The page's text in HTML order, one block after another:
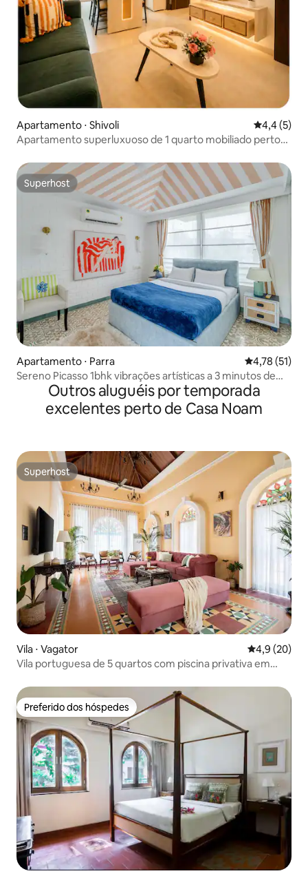
Apartamento ⋅ Shivoli 4,4 de
4,4 (5)
Apartamento superluxuoso de 1 quarto mobiliado perto
Superhost
Superhost
Apartamento ⋅ Parra 4,78 de uma
4,78 (51)
Sereno Picasso 1bhk vibrações artísticas a 3 minutos de
AssagaonOutros aluguéis por temporada
excelentes perto de Casa Noam
Superhost
Superhost
Vila ⋅ Vagator 4,9 de uma
4,9 (20)
Vila portuguesa de 5 quartos com piscina privativa em
Preferido dos hóspedes
Preferido dos hóspedes